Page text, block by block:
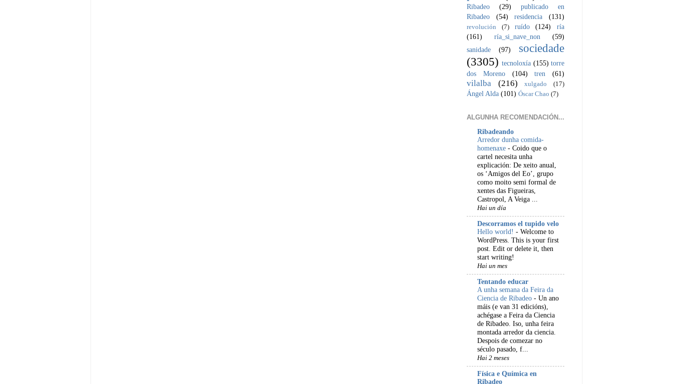
Ribadeo
(29)
publicado en
Ribadeo
(54) residencia (131)
revolución (7) ruído (124)
ría
(161)
ría_si_nave_non
(59)
sanidade
(97)
sociedade
(3305) tecnoloxía (155) torre
dos Moreno
(104) tren (61)
vilalba (216) xulgado (17)
Ángel Alda (101) Óscar Chao (7)
ALGUNHA RECOMENDACIÓN...
Ribadeando
Arredor dunha comida-
homenaxe - Coido que o
cartel necesita unha
explicación: De xeito anual,
os ‘Amigos del Eo’, grupo
como moito semi formal de
xentes das Figueiras,
Castropol, A Veiga ...
Hai un día
Descorramos el tupido velo
Hello world! - Welcome to
WordPress. This is your first
post. Edit or delete it, then
start writing!
Hai un mes
Tentando educar
A unha semana da Feira da
Ciencia de Ribadeo - Un ano
máis (e van 31 edicións),
achégase a Feira da Ciencia
de Ribadeo. Iso, unha feira
montada arredor da ciencia.
Despois de comezar no
século pasado, f...
Hai 2 meses
Física e Química en
Ribadeo _